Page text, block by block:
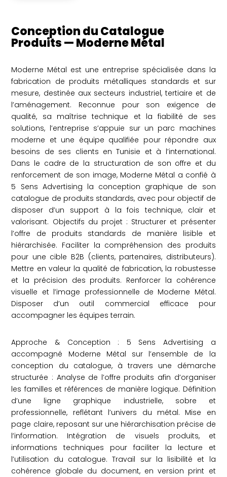
Conception du Catalogue
Produits — Moderne Métal
Moderne Métal est une entreprise spécialisée dans la
fabrication de produits métalliques standards et sur
mesure, destinée aux secteurs industriel, tertiaire et de
l’aménagement. Reconnue pour son exigence de
qualité, sa maîtrise technique et la fiabilité de ses
solutions, l’entreprise s’appuie sur un parc machines
moderne et une équipe qualifiée pour répondre aux
besoins de ses clients en Tunisie et à l’international.
Dans le cadre de la structuration de son offre et du
renforcement de son image, Moderne Métal a confié à
5 Sens Advertising la conception graphique de son
catalogue de produits standards, avec pour objectif de
disposer d’un support à la fois technique, clair et
valorisant. Objectifs du projet : Structurer et présenter
l’offre de produits standards de manière lisible et
hiérarchisée. Faciliter la compréhension des produits
pour une cible B2B (clients, partenaires, distributeurs).
Mettre en valeur la qualité de fabrication, la robustesse
et la précision des produits. Renforcer la cohérence
visuelle et l’image professionnelle de Moderne Métal.
Disposer d’un outil commercial efficace pour
accompagner les équipes terrain.
Approche & Conception : 5 Sens Advertising a
accompagné Moderne Métal sur l’ensemble de la
conception du catalogue, à travers une démarche
structurée : Analyse de l’offre produits afin d’organiser
les familles et références de manière logique. Définition
d’une ligne graphique industrielle, sobre et
professionnelle, reflétant l’univers du métal. Mise en
page claire, reposant sur une hiérarchisation précise de
l’information. Intégration de visuels produits, et
informations techniques pour faciliter la lecture et
l’utilisation du catalogue. Travail sur la lisibilité et la
cohérence globale du document, en version print et